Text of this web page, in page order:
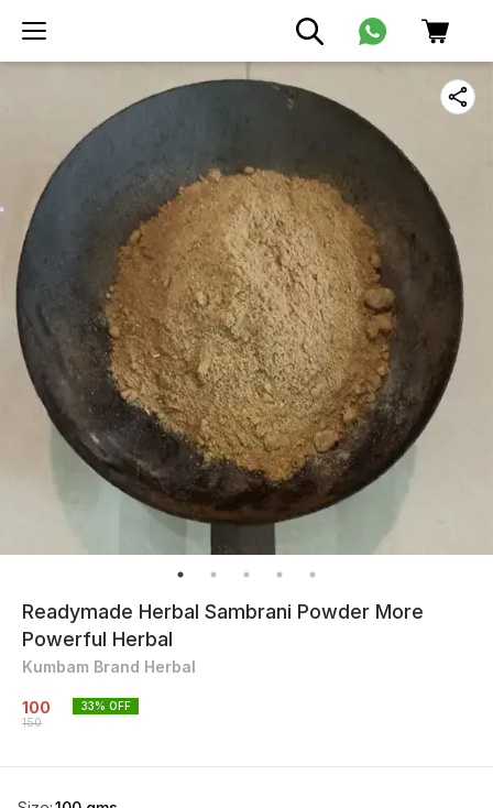
Readymade Herbal Sambrani Powder More
Powerful Herbal
Kumbam Brand Herbal
100
150
33% OFF